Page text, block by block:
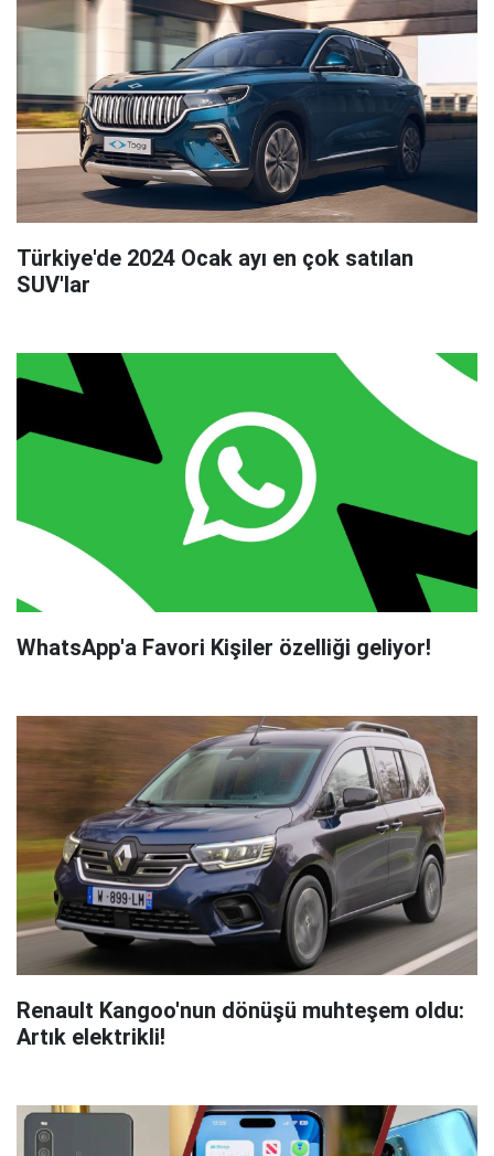
Türkiye'de 2024 Ocak ayı en çok satılan
SUV'lar
WhatsApp'a Favori Kişiler özelliği geliyor!
Renault Kangoo'nun dönüşü muhteşem oldu:
Artık elektrikli!